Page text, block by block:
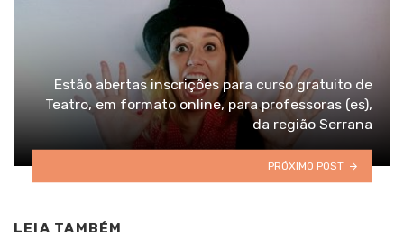
Estão abertas inscrições para curso gratuito de
Teatro, em formato online, para professoras (es),
da região Serrana
PRÓXIMO POST
LEIA TAMBÉM